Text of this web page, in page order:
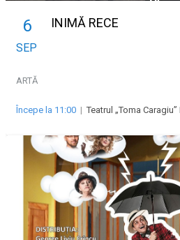
6
SEP
INIMĂ RECE
ARTĂ
Începe la 11:00 |Teatrul „Toma Caragiu” Ploiesti - Sectia